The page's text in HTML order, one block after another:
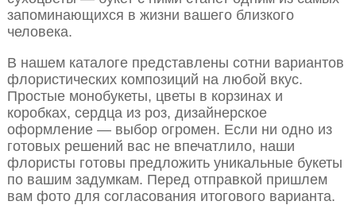
запоминающихся в жизни вашего близкого
человека.
В нашем каталоге представлены сотни вариантов
флористических композиций на любой вкус.
Простые монобукеты, цветы в корзинах и
коробках, сердца из роз, дизайнерское
оформление — выбор огромен. Если ни одно из
готовых решений вас не впечатлило, наши
флористы готовы предложить уникальные букеты
по вашим задумкам. Перед отправкой пришлем
вам фото для согласования итогового варианта.